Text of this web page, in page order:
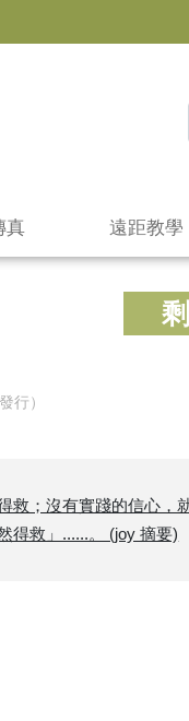
真 遠距教學
行）
；沒有實踐的信心，
得救」......。 (joy 摘要)